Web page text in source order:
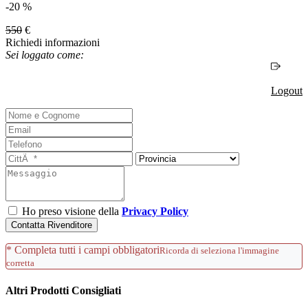
-20 %
550 €
Richiedi informazioni
Sei loggato come:
Logout
Ho preso visione della Privacy Policy
Contatta Rivenditore
* Completa tutti i campi obbligatoriRicorda di seleziona l'immagine
corretta
Altri Prodotti Consigliati